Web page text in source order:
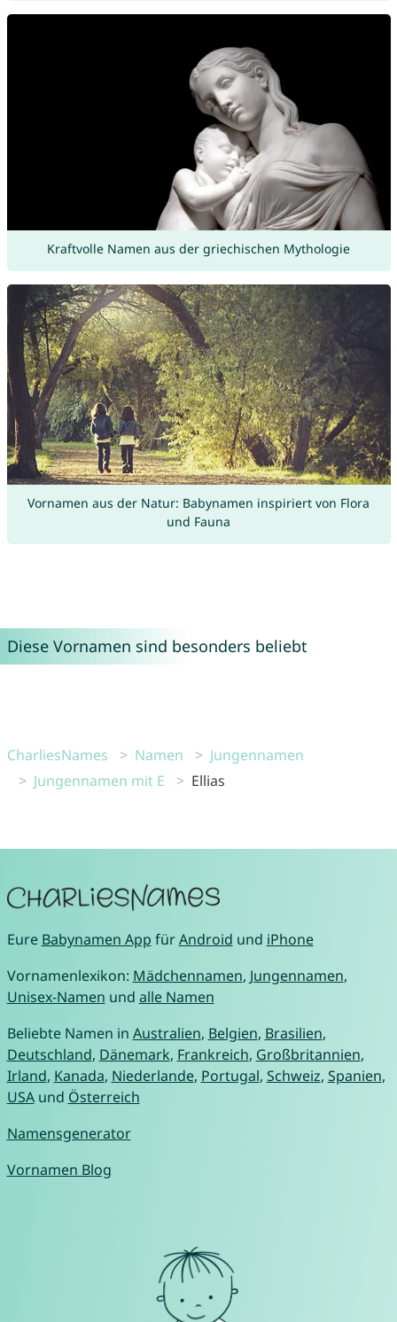
Kraftvolle Namen aus der griechischen Mythologie
Vornamen aus der Natur: Babynamen inspiriert von Flora
und Fauna
Diese Vornamen sind besonders beliebt
CharliesNames Namen
Jungennamen
Jungennamen mit E
Ellias
Eure Babynamen App fürAndroid und iPhone
Vornamenlexikon: Mädchennamen, Jungennamen,
Unisex-Namen und alle Namen
Beliebte Namen in Australien, Belgien, Brasilien,
Deutschland, Dänemark, Frankreich, Großbritannien,
Irland, Kanada, Niederlande, Portugal, Schweiz, Spanien,
USAund Österreich
Namensgenerator
Vornamen Blog